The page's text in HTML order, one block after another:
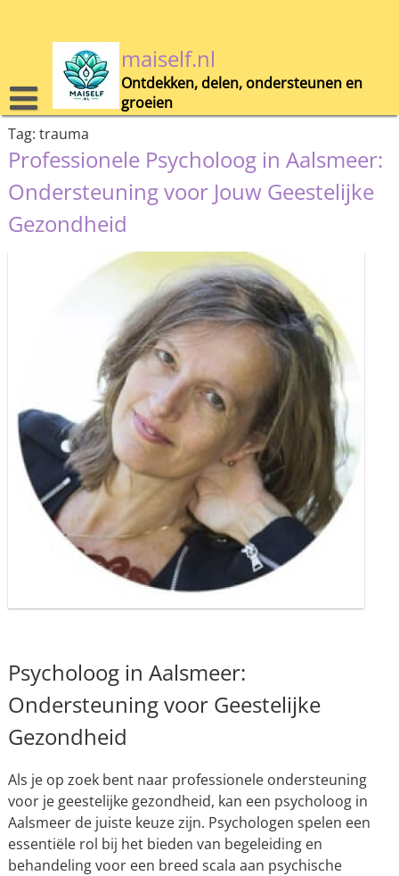
maiself.nl
Ontdekken, delen, ondersteunen en
groeien
Tag: trauma
Professionele Psycholoog in Aalsmeer:
Ondersteuning voor Jouw Geestelijke
Gezondheid
Psycholoog in Aalsmeer:
Ondersteuning voor Geestelijke
Gezondheid
Als je op zoek bent naar professionele ondersteuning
voor je geestelijke gezondheid, kan een psycholoog in
Aalsmeer de juiste keuze zijn. Psychologen spelen een
essentiële rol bij het bieden van begeleiding en
behandeling voor een breed scala aan psychische